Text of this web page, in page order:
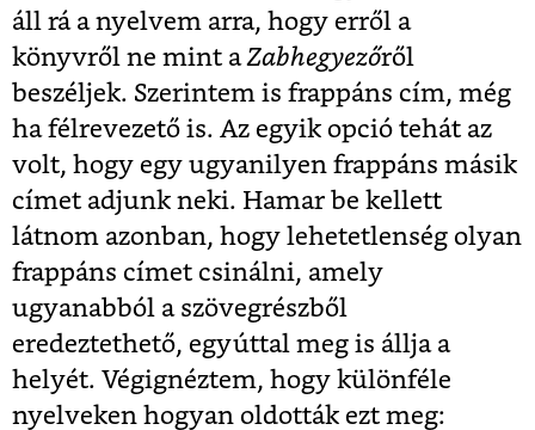
áll rá a nyelvem arra, hogy erről a
könyvről ne mint aZabhegyezőről
beszéljek. Szerintem is frappáns cím, még
ha félrevezető is. Az egyik opció tehát az
volt, hogy egy ugyanilyen frappáns másik
címet adjunk neki. Hamar be kellett
látnom azonban, hogy lehetetlenség olyan
frappáns címet csinálni, amely
ugyanabból a szövegrészből
eredeztethető, egyúttal meg is állja a
helyét. Végignéztem, hogy különféle
nyelveken hogyan oldották ezt meg: